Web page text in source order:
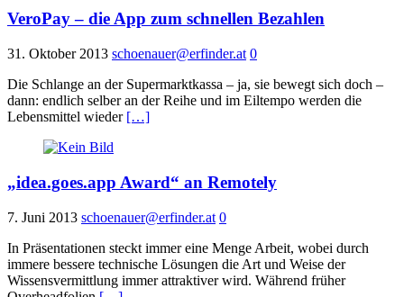
VeroPay – die App zum schnellen Bezahlen
31. Oktober 2013 schoenauer@erfinder.at 0
Die Schlange an der Supermarktkassa – ja, sie bewegt sich doch –
dann: endlich selber an der Reihe und im Eiltempo werden die
Lebensmittel wieder […]
„idea.goes.app Award“ an Remotely
7. Juni 2013 schoenauer@erfinder.at 0
In Präsentationen steckt immer eine Menge Arbeit, wobei durch
immere bessere technische Lösungen die Art und Weise der
Wissensvermittlung immer attraktiver wird. Während früher